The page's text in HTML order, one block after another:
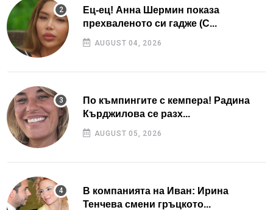
Ец-ец! Анна Шермин показа
прехваленото си гадже (С...
AUGUST 04, 2026
По къмпингите с кемпера! Радина
Кърджилова се разх...
AUGUST 05, 2026
В компанията на Иван: Ирина
Тенчева смени гръцкото...